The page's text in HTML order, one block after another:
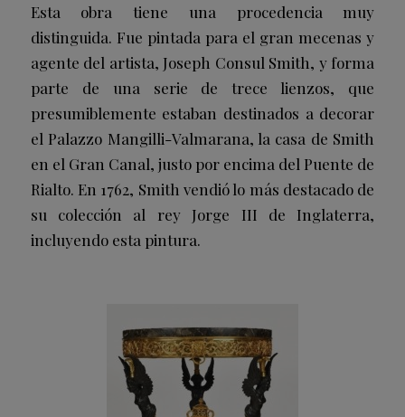
Esta obra tiene una procedencia muy
distinguida. Fue pintada para el gran mecenas y
agente del artista, Joseph Consul Smith, y forma
parte de una serie de trece lienzos, que
presumiblemente estaban destinados a decorar
el Palazzo Mangilli-Valmarana, la casa de Smith
en el Gran Canal, justo por encima del Puente de
Rialto. En 1762, Smith vendió lo más destacado de
su colección al rey Jorge III de Inglaterra,
incluyendo esta pintura.